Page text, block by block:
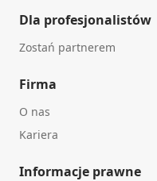
Dla profesjonalistów
Zostań partnerem
Firma
O nas
Kariera
Informacje prawne